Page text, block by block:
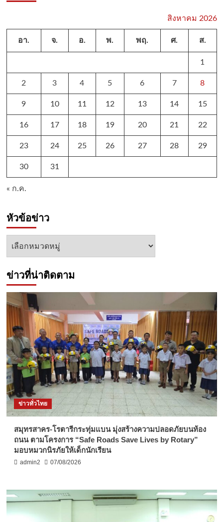
สิงหาคม 2026
อา. จ. อ. พ. พฤ. ศ. ส.
1
2 3 4 5 6 7 8
9 10 11 12 13 14 15
16 17 18 19 20 21 22
23 24 25 26 27 28 29
30 31
« ก.ค.
หัวข้อข่าว
หัวข้อ
ข่าวที่น่าติดตาม
ข่าวทั่วไทย
สมุทรสาคร-โรตารีกระทุ่มแบน มุ่งสร้างความปลอดภัยบนท้อง
ถนน ตามโครงการ “Safe Roads Save Lives by Rotary”
มอบหมวกนิรภัยให้เด็กนักเรียน
admin2 07/08/2026